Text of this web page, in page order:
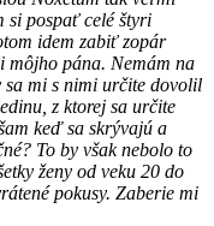
si pospať celé štyri
idem zabiť zopár
môjho pána. Nemám na
sa mi s nimi určite dovolil
z ktorej sa určite
keď sa skrývajú a
To by však nebolo to
ženy od veku 20 do
pokusy. Zaberie mi